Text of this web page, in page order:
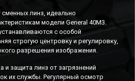
линз, идеально
модели General 40M3.
с особой
строгую центровку и регулировку,
разрешения изображения.
и защита линз от загрязнений
их службы. Регулярный осмотр